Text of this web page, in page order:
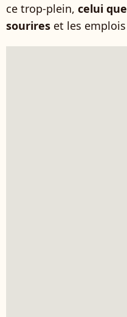
ce trop-plein, celui
sourires et les